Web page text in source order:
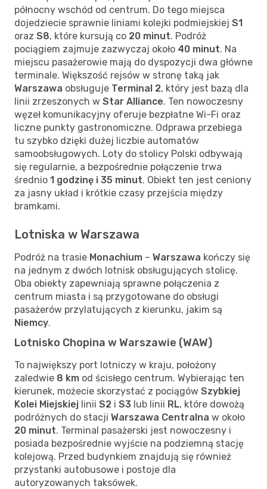
północny wschód od centrum. Do tego miejsca
dojedziecie sprawnie liniami kolejki podmiejskiej S1
oraz S8, które kursują co 20 minut. Podróż
pociągiem zajmuje zazwyczaj około 40 minut. Na
miejscu pasażerowie mają do dyspozycji dwa główne
terminale. Większość rejsów w stronę taką jak
Warszawa obsługuje Terminal 2, który jest bazą dla
linii zrzeszonych w Star Alliance. Ten nowoczesny
węzeł komunikacyjny oferuje bezpłatne Wi-Fi oraz
liczne punkty gastronomiczne. Odprawa przebiega
tu szybko dzięki dużej liczbie automatów
samoobsługowych. Loty do stolicy Polski odbywają
się regularnie, a bezpośrednie połączenie trwa
średnio 1 godzinę i 35 minut. Obiekt ten jest ceniony
za jasny układ i krótkie czasy przejścia między
bramkami.
Lotniska w Warszawa
Podróż na trasie Monachium – Warszawa kończy się
na jednym z dwóch lotnisk obsługujących stolicę.
Oba obiekty zapewniają sprawne połączenia z
centrum miasta i są przygotowane do obsługi
pasażerów przylatujących z kierunku, jakim są
Niemcy.
Lotnisko Chopina w Warszawie (WAW)
To największy port lotniczy w kraju, położony
zaledwie 8 km od ścisłego centrum. Wybierając ten
kierunek, możecie skorzystać z pociągów Szybkiej
Kolei Miejskiej linii S2 i S3 lub linii RL, które dowożą
podróżnych do stacji Warszawa Centralna w około
20 minut. Terminal pasażerski jest nowoczesny i
posiada bezpośrednie wyjście na podziemną stację
kolejową. Przed budynkiem znajdują się również
przystanki autobusowe i postoje dla
autoryzowanych taksówek.